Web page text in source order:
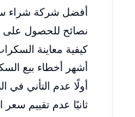
أفضل شركة شراء
نصائح للحصول على
كيفية معاينة
أشهر أخطاء بيع
أولًا عدم التأني في
ثانيًا عدم تقييم